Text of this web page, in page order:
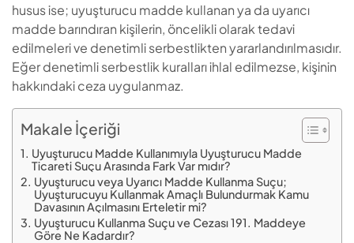
husus ise; uyuşturucu madde kullanan ya da uyarıcı
madde barındıran kişilerin, öncelikli olarak tedavi
edilmeleri ve denetimli serbestlikten yararlandırılmasıdır.
Eğer denetimli serbestlik kuralları ihlal edilmezse, kişinin
hakkındaki ceza uygulanmaz.
Makale İçeriği
Uyuşturucu Madde Kullanımıyla Uyuşturucu Madde
Ticareti Suçu Arasında Fark Var mıdır?
Uyuşturucu veya Uyarıcı Madde Kullanma Suçu;
Uyuşturucuyu Kullanmak Amaçlı Bulundurmak Kamu
Davasının Açılmasını Erteletir mi?
Uyuşturucu Kullanma Suçu ve Cezası 191. Maddeye
Göre Ne Kadardır?